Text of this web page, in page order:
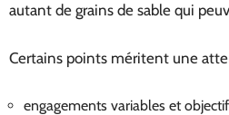
autant de grains de sable qui
Certains points méritent une
engagements variables et